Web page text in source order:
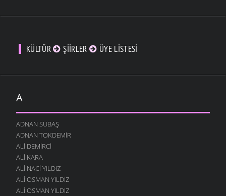
KÜLTÜR ŞIIRLER ÜYE LISTESI
A
ADNAN SUBAŞ
ADNAN TOKDEMIR
ALI DEMIRCI
ALI KARA
ALI NACI YILDIZ
ALI OSMAN YILDIZ
ALI OSMAN YILDIZ